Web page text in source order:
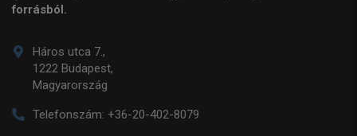
forrásból.
Háros utca 7.,
1222 Budapest,
Magyarország
Telefonszám: +36-20-402-8079